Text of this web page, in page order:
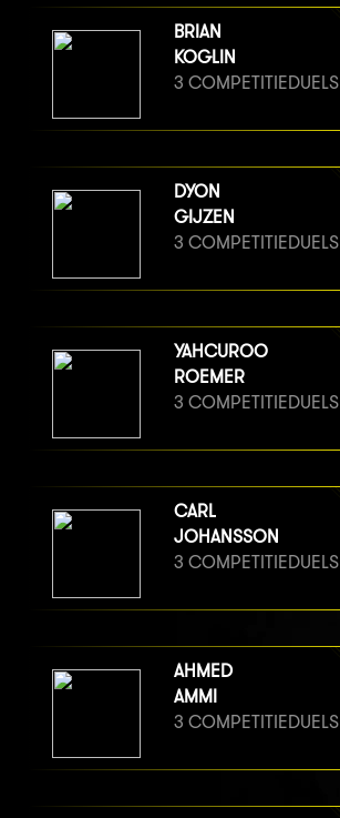
BRIAN
KOGLIN
3 COMPETITIEDUELS
DYON
GIJZEN
3 COMPETITIEDUELS
YAHCUROO
ROEMER
3 COMPETITIEDUELS
CARL
JOHANSSON
3 COMPETITIEDUELS
AHMED
AMMI
3 COMPETITIEDUELS